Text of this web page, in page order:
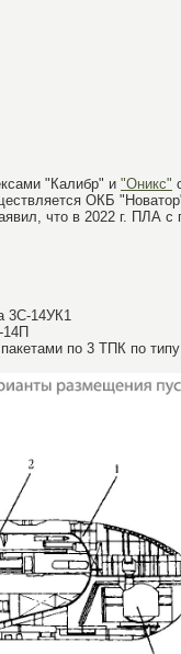
"Калибр" и "Оникс"
ОКБ
что в 2022 г. ПЛА
3С-14УК1
по 3 ТПК по